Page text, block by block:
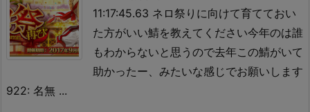
11:17:45.63 ネロ祭りに向けて育てておい
た方がいい鯖を教えてください今年のは誰
もわからないと思うので去年この鯖がいて
助かったー、みたいな感じでお願いします
922: 名無 ...